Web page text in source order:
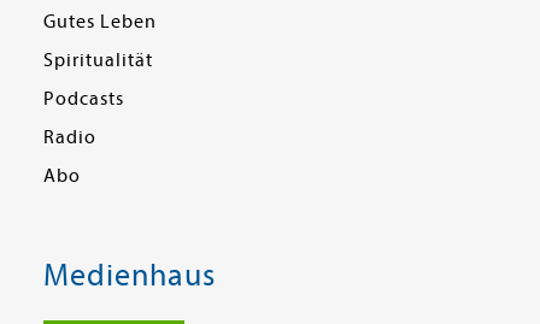
Gutes Leben
Spiritualität
Podcasts
Radio
Abo
Medienhaus